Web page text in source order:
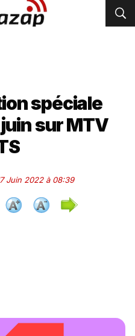
spéciale
sur MTV
Juin 2022 à 08:39